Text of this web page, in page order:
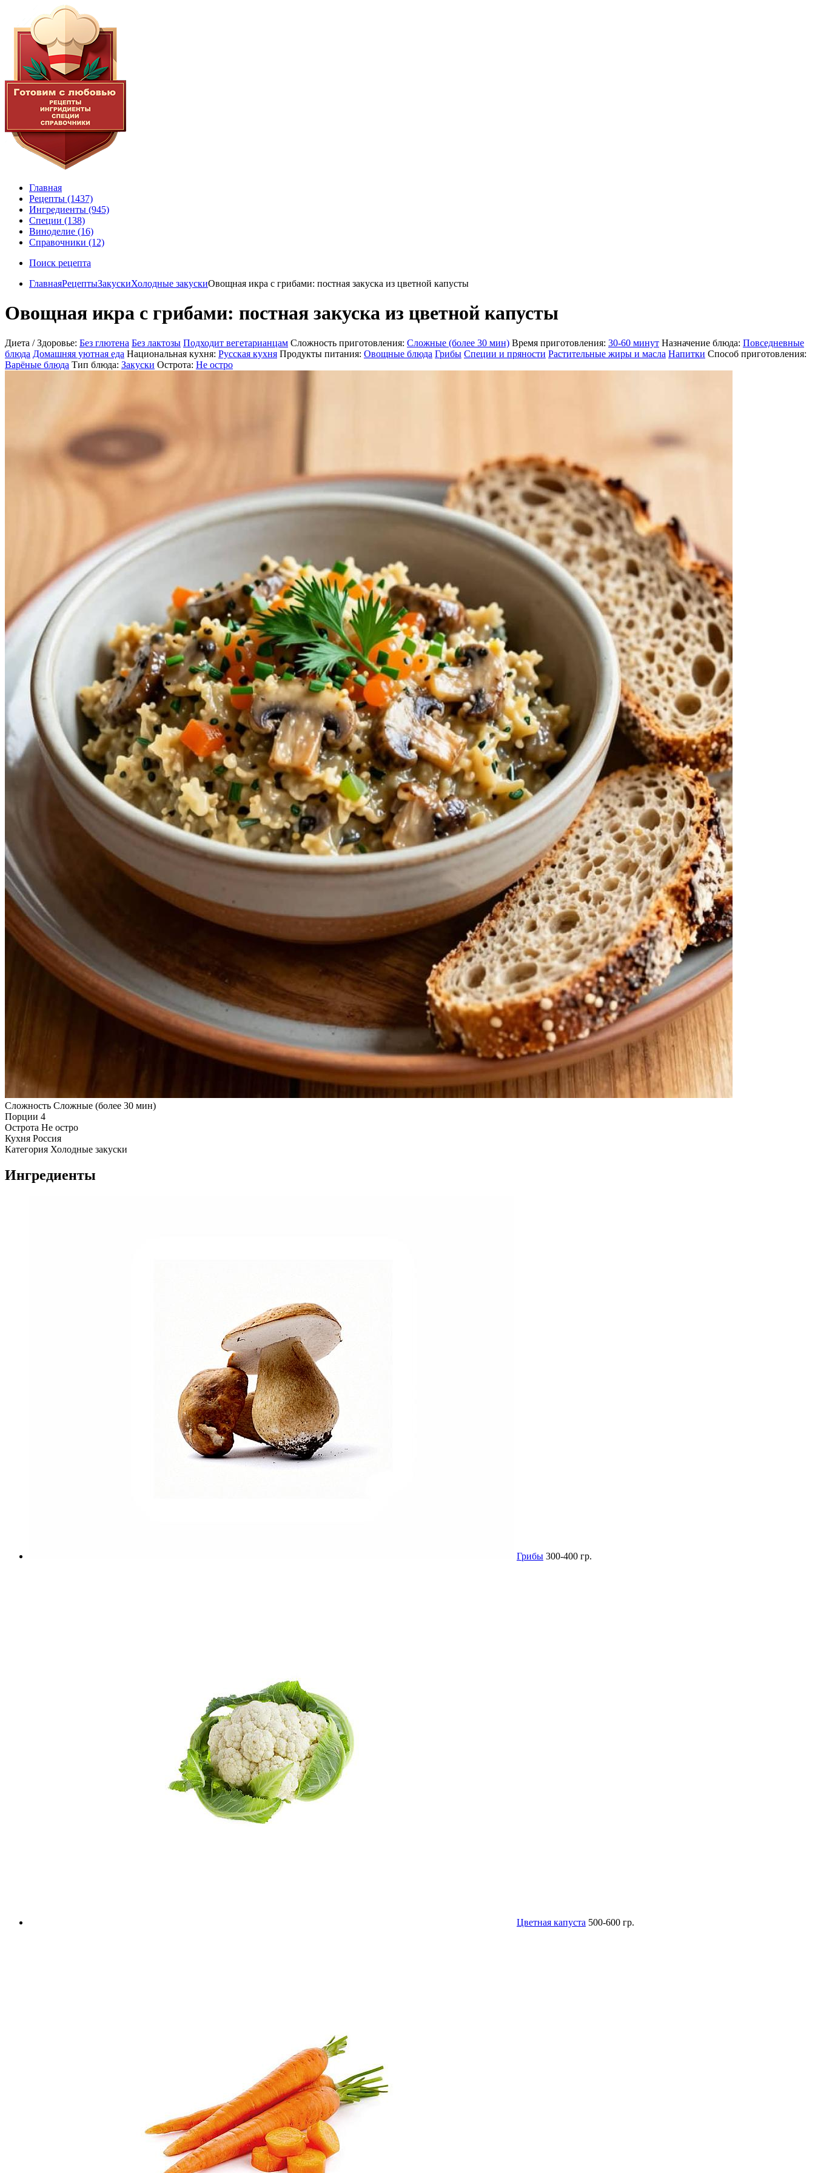
Главная
Рецепты (1437)
Ингредиенты (945)
Специи (138)
Виноделие (16)
Справочники (12)
Поиск рецепта
ГлавнаяРецептыЗакускиХолодные закускиОвощная икра с грибами: постная закуска из цветной капусты
Овощная икра с грибами: постная закуска из цветной капусты
Диета / Здоровье: Без глютена Без лактозы Подходит вегетарианцам Сложность приготовления: Сложные (более 30 мин) Время приготовления: 30-60 минут Назначение блюда: Повседневные
блюда Домашняя уютная еда Национальная кухня: Русская кухня Продукты питания: Овощные блюда Грибы Специи и пряности Растительные жиры и масла Напитки Способ приготовления:
Варёные блюда Тип блюда: Закуски Острота: Не остро
Сложность Сложные (более 30 мин)
Порции 4
Острота Не остро
Кухня Россия
Категория Холодные закуски
Ингредиенты
Грибы 300-400 гр.
Цветная капуста 500-600 гр.